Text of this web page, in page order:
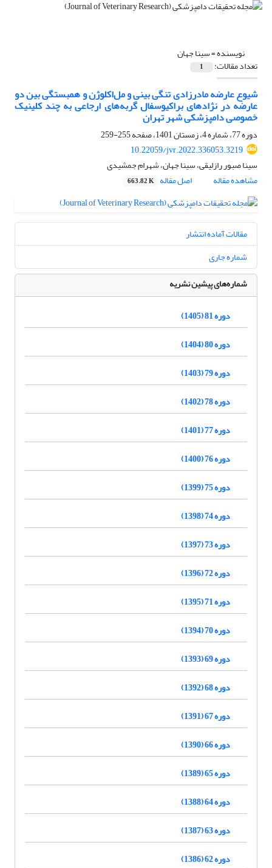
نویسنده =سینا جهان
تعداد مقالات: 1
شیوع عارضه مادرزادی تنگی بینی و مل‌اکلوژن و همبستگی بین دو
عارضه در نژادهای براکیوسفال گربه‌های ارجاعی به چند کلینیک
خصوصی دامپزشکی شهر تهران
دوره 77، شماره 4، زمستان 1401، صفحه
255-259
10.22059/jvr.2022.336053.3219
سینا صبور رازلیقی، سینا جهان، شهرام جمشیدی
مشاهده مقاله
اصل مقاله 663.82 K
مقالات آماده انتشار
شماره جاری
شماره‌های پیشین نشریه
دوره 81 (1405)
دوره 80 (1404)
دوره 79 (1403)
دوره 78 (1402)
دوره 77 (1401)
دوره 76 (1400)
دوره 75 (1399)
دوره 74 (1398)
دوره 73 (1397)
دوره 72 (1396)
دوره 71 (1395)
دوره 70 (1394)
دوره 69 (1393)
دوره 68 (1392)
دوره 67 (1391)
دوره 66 (1390)
دوره 65 (1389)
دوره 64 (1388)
دوره 63 (1387)
دوره 62 (1386)